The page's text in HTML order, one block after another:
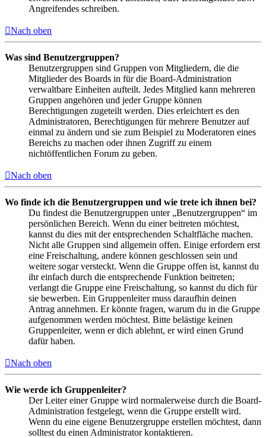
Angreifendes schreiben.
Nach oben
Was sind Benutzergruppen?
Benutzergruppen sind Gruppen von Mitgliedern, die die
Mitglieder des Boards in für die Board-Administration
verwaltbare Einheiten aufteilt. Jedes Mitglied kann mehreren
Gruppen angehören und jeder Gruppe können
Berechtigungen zugeteilt werden. Dies erleichtert es den
Administratoren, Berechtigungen für mehrere Benutzer auf
einmal zu ändern und sie zum Beispiel zu Moderatoren eines
Bereichs zu machen oder ihnen Zugriff zu einem
nichtöffentlichen Forum zu geben.
Nach oben
Wo finde ich die Benutzergruppen und wie trete ich ihnen bei?
Du findest die Benutzergruppen unter „Benutzergruppen“ im
persönlichen Bereich. Wenn du einer beitreten möchtest,
kannst du dies mit der entsprechenden Schaltfläche machen.
Nicht alle Gruppen sind allgemein offen. Einige erfordern erst
eine Freischaltung, andere können geschlossen sein und
weitere sogar versteckt. Wenn die Gruppe offen ist, kannst du
ihr einfach durch die entsprechende Funktion beitreten;
verlangt die Gruppe eine Freischaltung, so kannst du dich für
sie bewerben. Ein Gruppenleiter muss daraufhin deinen
Antrag annehmen. Er könnte fragen, warum du in die Gruppe
aufgenommen werden möchtest. Bitte belästige keinen
Gruppenleiter, wenn er dich ablehnt, er wird einen Grund
dafür haben.
Nach oben
Wie werde ich Gruppenleiter?
Der Leiter einer Gruppe wird normalerweise durch die Board-
Administration festgelegt, wenn die Gruppe erstellt wird.
Wenn du eine eigene Benutzergruppe erstellen möchtest, dann
solltest du einen Administrator kontaktieren.